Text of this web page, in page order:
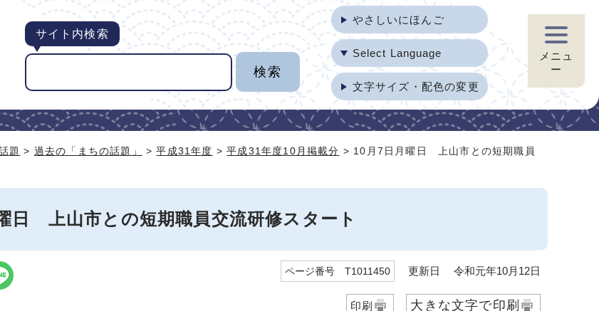
サイト内検索
やさしいにほんご
Select Language
文字サイズ・配色の変更
メニュ
ー
題 > 過去の「まちの話題」 >平成31年度 >平成31年度10月掲載分 > 10月7日月曜日 上山市との短期職員
日 上山市との短期職員交流研修スタート
ページ番号 T1011450 更新日 令和元年10月12日
印刷 大きな文字で印刷